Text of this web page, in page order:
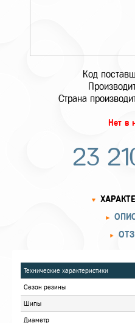
Код
Страна
Нет в
23